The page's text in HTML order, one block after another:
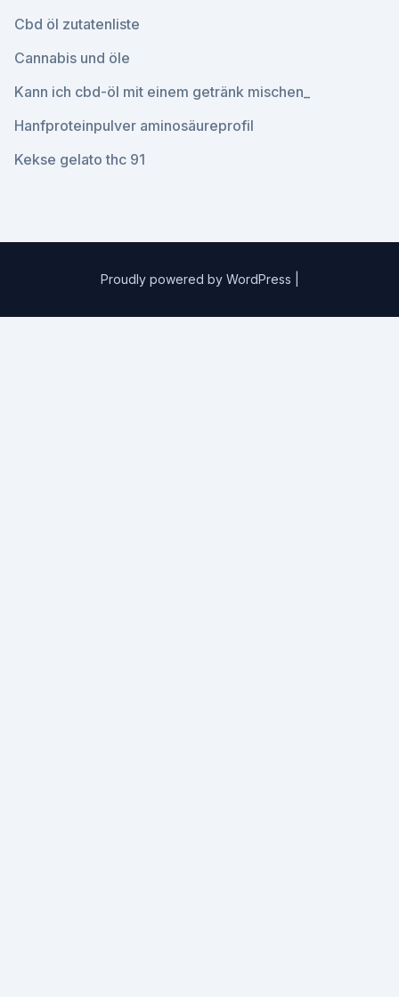
Cbd öl zutatenliste
Cannabis und öle
Kann ich cbd-öl mit einem getränk mischen_
Hanfproteinpulver aminosäureprofil
Kekse gelato thc 91
Proudly powered by WordPress